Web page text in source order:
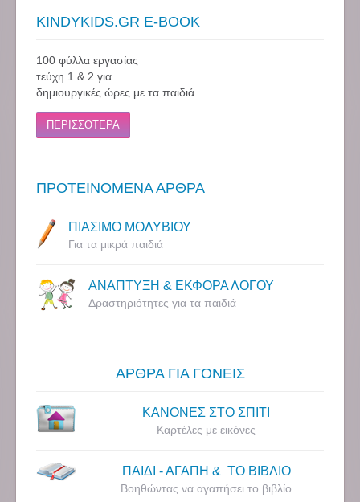
KINDYKIDS.GR E-BOOK
100 φύλλα εργασίας
τεύχη 1 & 2 για
δημιουργικές ώρες με τα παιδιά
ΠΕΡΙΣΣΟΤΕΡΑ
ΠΡΟΤΕΙΝΟΜΕΝΑ ΑΡΘΡΑ
ΠΙΑΣΙΜΟ ΜΟΛΥΒΙΟΥ
Για τα μικρά παιδιά
ΑΝΑΠΤΥΞΗ & ΕΚΦΟΡΑ ΛΟΓΟΥ
Δραστηριότητες για τα παιδιά
ΑΡΘΡΑ ΓΙΑ ΓΟΝΕΙΣ
ΚΑΝΟΝΕΣ ΣΤΟ ΣΠΙΤΙ
Καρτέλες με εικόνες
ΠΑΙΔΙ - ΑΓΑΠΗ & ΤΟ ΒΙΒΛΙΟ
Βοηθώντας να αγαπήσει το βιβλίο